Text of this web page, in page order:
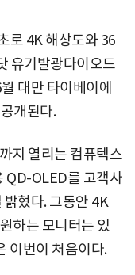
로 4K 해상도와 36
유기발광다이오드
대만 타이베이에
개된다.
지 열리는 컴퓨텍스
QD-OLED를 고객사
혔다. 그동안 4K
하는 모니터는 있
이번이 처음이다.